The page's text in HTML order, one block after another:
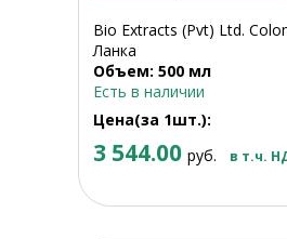
Bio Extracts (Pvt) Ltd.
Ланка
Объем: 500 мл
Есть в наличии
Цена(за 1шт.):
3 544.00 руб. в т.ч.